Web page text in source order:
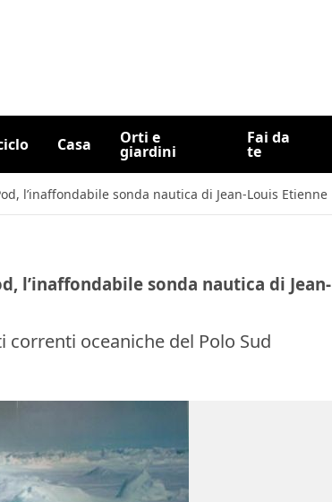
Casa Orti e
giardini
Fai da
te
l’inaffondabile sonda nautica di Jean-Louis Etienne
l’inaffondabile sonda nautica di Jean-
oceaniche del Polo Sud